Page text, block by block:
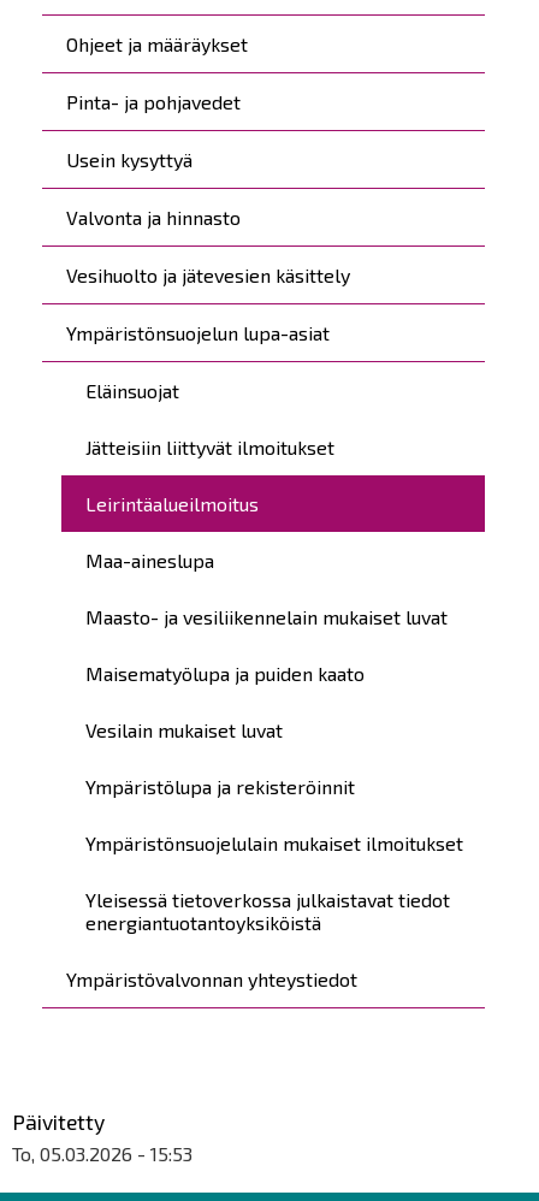
Ohjeet ja määräykset
Pinta- ja pohjavedet
Usein kysyttyä
Valvonta ja hinnasto
Vesihuolto ja jätevesien käsittely
Ympäristönsuojelun lupa-asiat
Eläinsuojat
Jätteisiin liittyvät ilmoitukset
Leirintäalueilmoitus
Maa-aineslupa
Maasto- ja vesiliikennelain mukaiset luvat
Maisematyölupa ja puiden kaato
Vesilain mukaiset luvat
Ympäristölupa ja rekisteröinnit
Ympäristönsuojelulain mukaiset ilmoitukset
Yleisessä tietoverkossa julkaistavat tiedot
energiantuotantoyksiköistä
Ympäristövalvonnan yhteystiedot
Päivitetty
To, 05.03.2026 - 15:53